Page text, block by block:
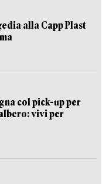
alla Capp Plast
col pick-up per
vivi per